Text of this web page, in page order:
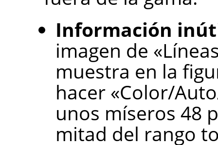
Información
imagen de
muestra en la
hacer «Color/
unos míseros 48
mitad del rango